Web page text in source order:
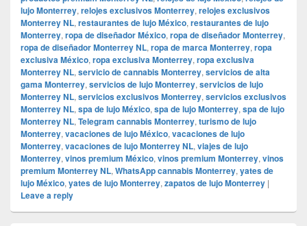
lujo Monterrey, relojes exclusivos Monterrey, relojes exclusivos
Monterrey NL, restaurantes de lujo México, restaurantes de lujo
Monterrey, ropa de diseñador México, ropa de diseñador Monterrey,
ropa de diseñador Monterrey NL, ropa de marca Monterrey, ropa
exclusiva México, ropa exclusiva Monterrey, ropa exclusiva
Monterrey NL, servicio de cannabis Monterrey, servicios de alta
gama Monterrey, servicios de lujo Monterrey, servicios de lujo
Monterrey NL, servicios exclusivos Monterrey, servicios exclusivos
Monterrey NL, spa de lujo México, spa de lujo Monterrey, spa de lujo
Monterrey NL, Telegram cannabis Monterrey, turismo de lujo
Monterrey, vacaciones de lujo México, vacaciones de lujo
Monterrey, vacaciones de lujo Monterrey NL, viajes de lujo
Monterrey, vinos premium México, vinos premium Monterrey, vinos
premium Monterrey NL, WhatsApp cannabis Monterrey, yates de
lujo México, yates de lujo Monterrey, zapatos de lujo Monterrey |
Leave a reply